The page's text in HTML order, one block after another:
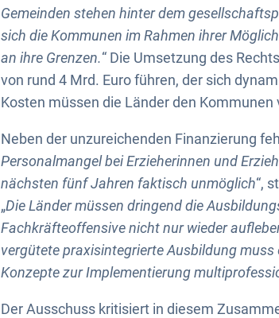
Gemeinden stehen hinter dem
sich die Kommunen im Rahmen ihrer
an ihre Grenzen.“ Die Umsetzung des
von rund 4 Mrd. Euro führen, der sich
Kosten müssen die Länder den
Neben der unzureichenden Finanzierung
Personalmangel bei Erzieherinnen und
nächsten fünf Jahren faktisch unmöglich“,
„Die Länder müssen dringend die
Fachkräfteoffensive nicht nur wieder
vergütete praxisintegrierte Ausbildung
Konzepte zur Implementierung
Der Ausschuss kritisiert in diesem